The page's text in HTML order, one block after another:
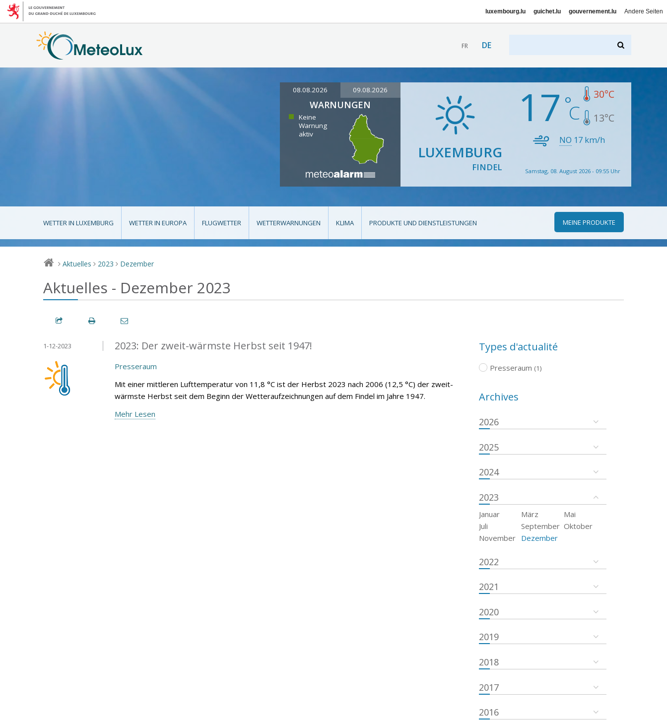
luxembourg.lu guichet.lu gouvernement.lu Andere Seiten
FR DE
08.08.2026 09.08.2026
WARNUNGEN
Keine
Warnung
aktiv
LUXEMBURG
FINDEL
17 30°C
13°C
NO 17 km/h
Samstag, 08. August 2026 - 09:55 Uhr
WETTER IN LUXEMBURG WETTER IN EUROPA FLUGWETTER WETTERWARNUNGEN KLIMA PRODUKTE UND DIENSTLEISTUNGEN MEINE PRODUKTE
> Aktuelles > 2023 > Dezember
Aktuelles - Dezember 2023
2023: Der zweit-wärmste Herbst seit 1947!
1-12-2023
Presseraum
Mit einer mittleren Lufttemperatur von 11,8 °C ist der Herbst 2023 nach 2006 (12,5 °C) der zweit-
wärmste Herbst seit dem Beginn der Wetteraufzeichnungen auf dem Findel im Jahre 1947.
Mehr Lesen
Types d'actualité
Presseraum (1)
Archives
2026
2025
2024
2023
Januar März
Mai
Juli
September Oktober
November
Dezember
2022
2021
2020
2019
2018
2017
2016